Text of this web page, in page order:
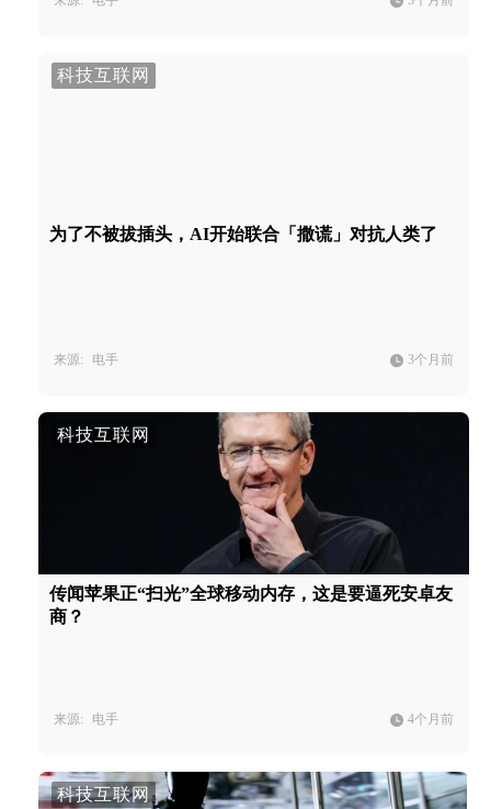
科技互联网
为了不被拔插头，AI开始联合「撒谎」对抗人类了
来源: 电手 3个月前
科技互联网
传闻苹果正“扫光”全球移动内存，这是要逼死安卓友
商？
来源: 电手 4个月前
科技互联网